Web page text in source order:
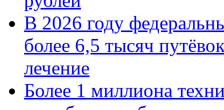
В 2026 году
более 6,5 тысяч
лечение
Более 1 миллиона